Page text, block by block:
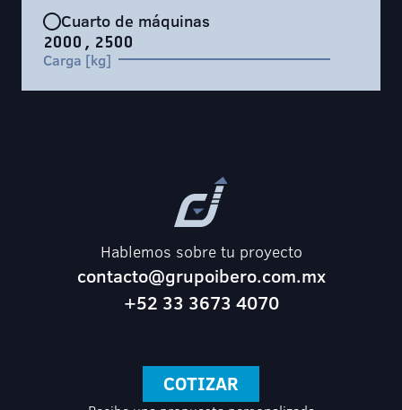
Cuarto de máquinas
2000, 2500
Carga [kg]
Hablemos sobre tu proyecto
contacto@grupoibero.com.mx
+52 33 3673 4070
COTIZAR